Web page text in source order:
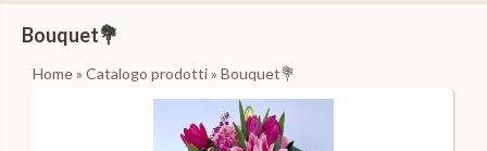
Bouquet💐
Home» Catalogo prodotti» Bouquet💐